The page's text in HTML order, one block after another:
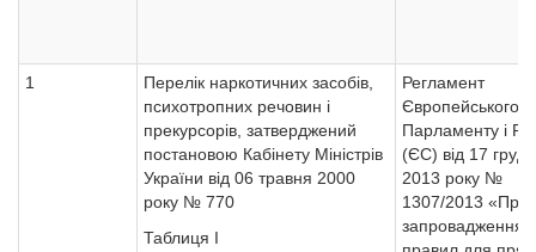
1
Перелік наркотичних засобів,
психотропних речовин і
прекурсорів, затверджений
постановою Кабінету Міністрів
України від 06 травня 2000
року № 770
Таблиця І
Регламент
Європейського
Парламенту і
(ЄС) від 17
2013 року №
1307/2013 «Про
запровадження